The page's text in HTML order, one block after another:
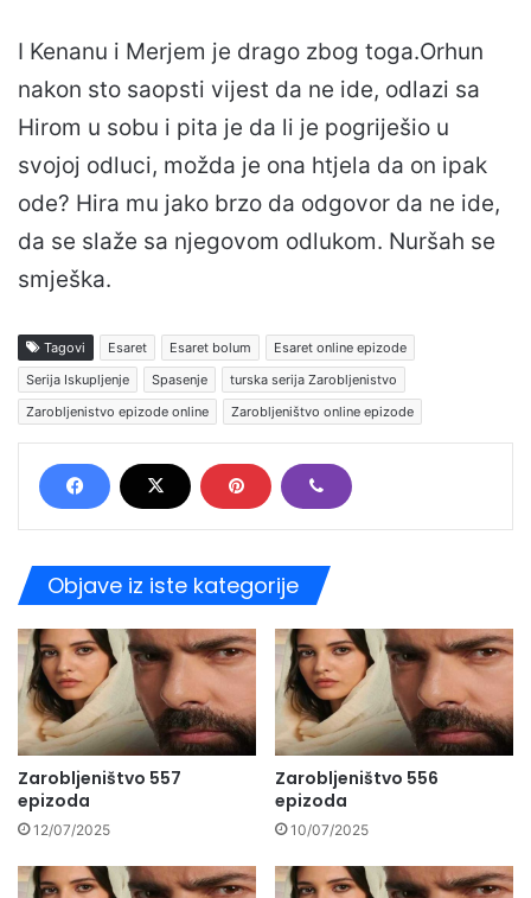
I Kenanu i Merjem je drago zbog toga.Orhun
nakon sto saopsti vijest da ne ide, odlazi sa
Hirom u sobu i pita je da li je pogriješio u
svojoj odluci, možda je ona htjela da on ipak
ode? Hira mu jako brzo da odgovor da ne ide,
da se slaže sa njegovom odlukom. Nuršah se
smješka.
Tagovi Esaret Esaret bolum
Esaret online epizode
Serija Iskupljenje
Spasenje
turska serija Zarobljenistvo
Zarobljenistvo epizode online
Zarobljeništvo online epizode
Objave iz iste kategorije
Zarobljeništvo 557
epizoda
12/07/2025
Zarobljeništvo 556
epizoda
10/07/2025